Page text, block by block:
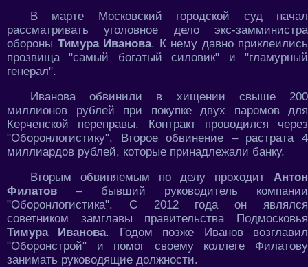
В марте Московский городской суд начал
рассматривать уголовное дело экс-замминистра
обороны Тимура Иванова. К нему давно приклеились
прозвища "самый богатый силовик" и "гламурный
генерал".
Иванова обвинили в хищении свыше 200
миллионов рублей при покупке двух паромов для
Керченской переправы. Контракт проводился через
"Оборонлогистику". Второе обвинение – растрата 4
миллиардов рублей, которые принадлежали банку.
Вторым обвиняемым по делу проходит Антон
Филатов – бывший руководитель компании
"Оборонлогистика". С 2012 года он являлся
советником замглавы правительства Подмосковья
Тимура Иванова. Годом позже Иванов возглавил
"Оборонстрой" и помог своему коллеге Филатову
занимать руководящие должности.